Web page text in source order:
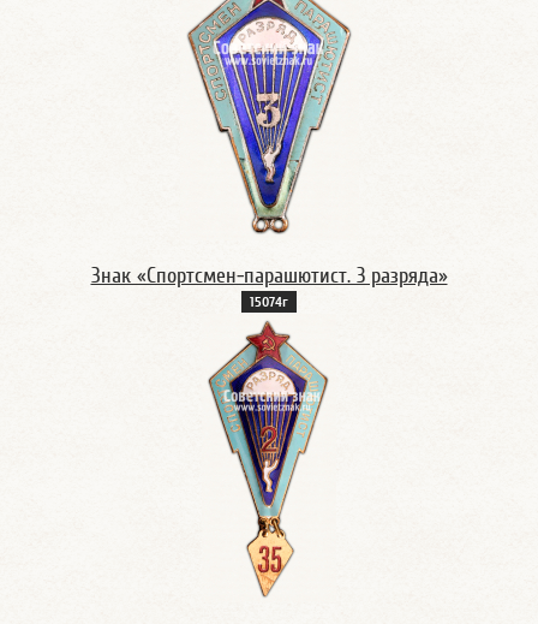
Знак «Спортсмен-парашютист. 3 разряда»
15074г